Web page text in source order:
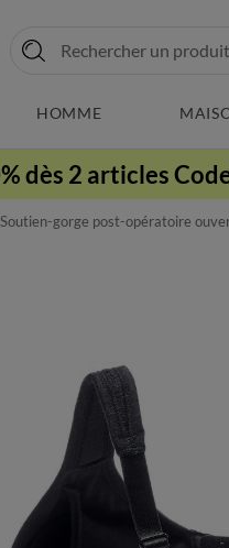
HOMME
dès 2 articles
Soutien-gorge post-opératoire